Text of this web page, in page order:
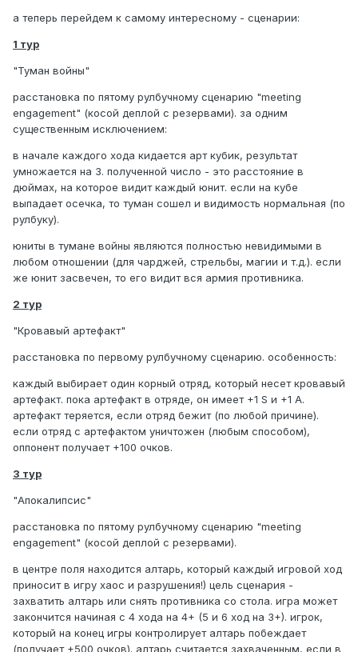
а теперь перейдем к самому интересному - сценарии:
1 тур
"Туман войны"
расстановка по пятому рулбучному сценарию "meeting
engagement" (косой деплой с резервами). за одним
существенным исключением:
в начале каждого хода кидается арт кубик, результат
умножается на 3. полученной число - это расстояние в
дюймах, на которое видит каждый юнит. если на кубе
выпадает осечка, то туман сошел и видимость нормальная (по
рулбуку).
юниты в тумане войны являются полностью невидимыми в
любом отношении (для чарджей, стрельбы, магии и т.д.). если
же юнит засвечен, то его видит вся армия противника.
2 тур
"Кровавый артефакт"
расстановка по первому рулбучному сценарию. особенность:
каждый выбирает один корный отряд, который несет кровавый
артефакт. пока артефакт в отряде, он имеет +1 S и +1 A.
артефакт теряется, если отряд бежит (по любой причине).
если отряд с артефактом уничтожен (любым способом),
оппонент получает +100 очков.
3 тур
"Апокалипсис"
расстановка по пятому рулбучному сценарию "meeting
engagement" (косой деплой с резервами).
в центре поля находится алтарь, который каждый игровой ход
приносит в игру хаос и разрушения!) цель сценария -
захватить алтарь или снять противника со стола. игра может
закончится начиная с 4 хода на 4+ (5 и 6 ход на 3+). игрок,
который на конец игры контролирует алтарь побеждает
(получает +500 очков). алтарь считается захваченным, если в